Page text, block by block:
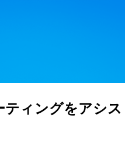
ィングをアシ